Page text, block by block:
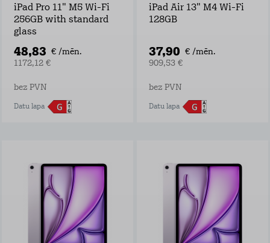
iPad Pro 11" M5 Wi-Fi
256GB with standard
glass
48,83 € /mēn.
1172,12 €
bez PVN
Datu lapa
iPad Air 13" M4 Wi-Fi
128GB
37,90 € /mēn.
909,53 €
bez PVN
Datu lapa